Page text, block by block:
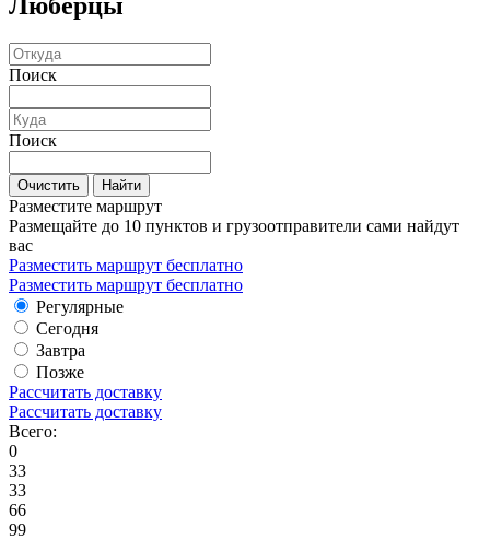
Поиск
Поиск
Очистить Найти
Разместите маршрут
Размещайте до 10 пунктов и грузоотправители сами найдут
вас
Разместить маршрут бесплатно
Разместить маршрут бесплатно
Регулярные
Сегодня
Завтра
Позже
Рассчитать доставку
Рассчитать доставку
Всего:
0
33
33
66
99